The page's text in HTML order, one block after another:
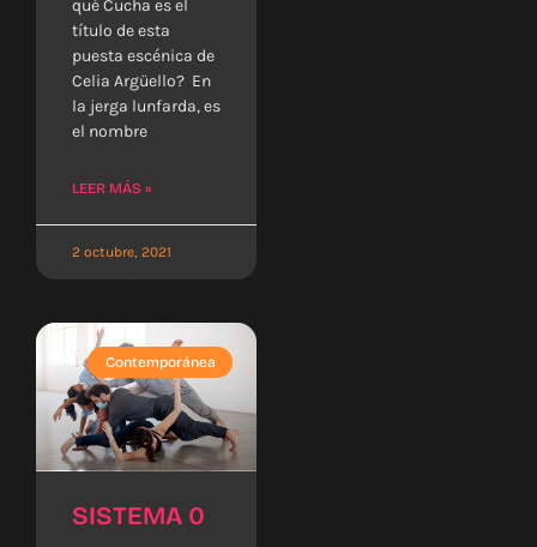
qué Cucha es el
título de esta
puesta escénica de
Celia Argüello? En
la jerga lunfarda, es
el nombre
LEER MÁS »
2 octubre, 2021
Contemporánea
SISTEMA 0